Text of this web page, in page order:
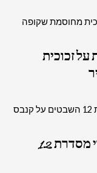
על זכוכית
2744 – תמונה של של שבט לוי מסדרת 12